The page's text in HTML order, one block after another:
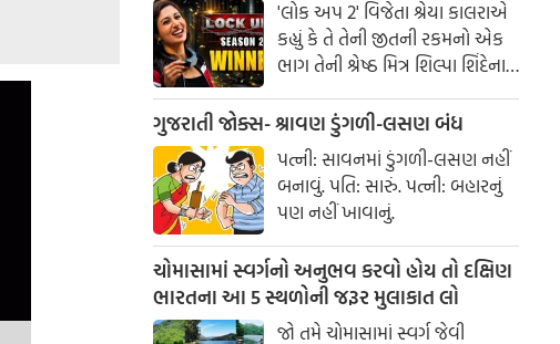
'લોક અપ 2' વિજેતા શ્રેયા કાલરાએ
કહ્યું કે તે તેની જીતની રકમનો એક
ભાગ તેની શ્રેષ્ઠ મિત્ર શિલ્પા શિંદેના
આશ્રય ગૃહમાં દાન કરશે.
ગુજરાતી જોક્સ- શ્રાવણ ડુંગળી-લસણ બંધ
પત્ની: સાવનમાં ડુંગળી-લસણ નહીં
બનાવું. પતિ: સારું. પત્ની: બહારનું
પણ નહીં ખાવાનું.
ચોમાસામાં સ્વર્ગનો અનુભવ કરવો હોય તો દક્ષિણ
ભારતના આ 5 સ્થળોની જરૂર મુલાકાત લો
જો તમે ચોમાસામાં સ્વર્ગ જેવી